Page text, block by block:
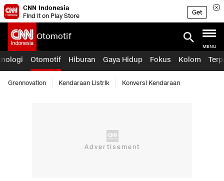
CNN Indonesia
Find it on Play Store
Get
Otomotif
MENU
Otomotif Hiburan Gaya Hidup Fokus Kolom
Grennovation Kendaraan Listrik Konversi Kendaraan